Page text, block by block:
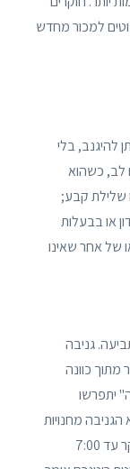
למכור מחדש
הניתן להיגנב, בלי
לב, כשהוא
שלילת קבע;
או בבעלות
של אחר שאינו
גניבה
מתוך כוונה
יתפרשו
מחנויות
בין 15:00 ל -16 :00, והנמוך ביותר מ-6:00 בבוקר עד 7:00